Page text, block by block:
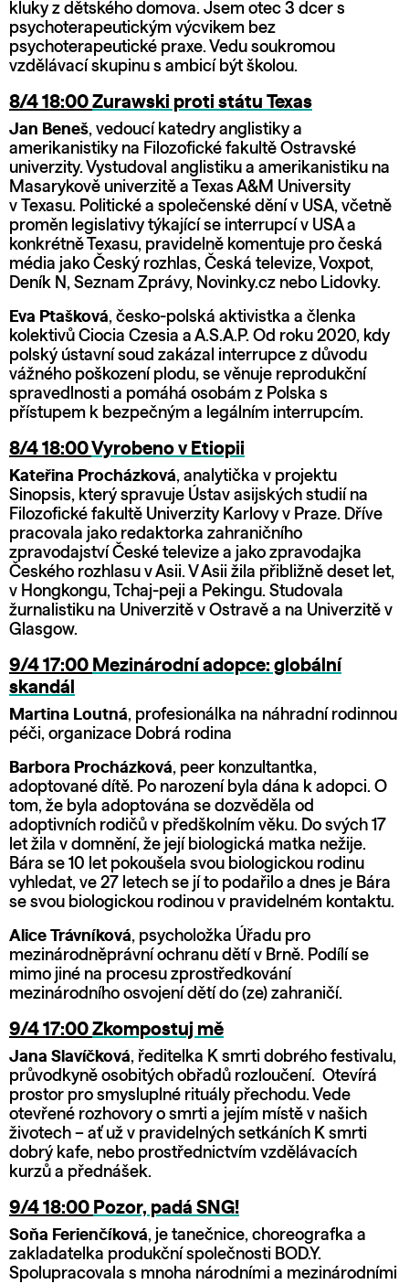
kluky z dětského domova. Jsem otec 3 dcer s
psychoterapeutickým výcvikem bez
psychoterapeutické praxe. Vedu soukromou
vzdělávací skupinu s ambicí být školou.
8/4 18:00 Zurawski proti státu Texas
Jan Beneš, vedoucí katedry anglistiky a
amerikanistiky na Filozofické fakultě Ostravské
univerzity. Vystudoval anglistiku a amerikanistiku na
Masarykově univerzitě a Texas A&M University
v Texasu. Politické a společenské dění v USA, včetně
proměn legislativy týkající se interrupcí v USA a
konkrétně Texasu, pravidelně komentuje pro česká
média jako Český rozhlas, Česká televize, Voxpot,
Deník N, Seznam Zprávy, Novinky.cz nebo Lidovky.
Eva Ptašková, česko-polská aktivistka a členka
kolektivů Ciocia Czesia a A.S.A.P. Od roku 2020, kdy
polský ústavní soud zakázal interrupce z důvodu
vážného poškození plodu, se věnuje reprodukční
spravedlnosti a pomáhá osobám z Polska s
přístupem k bezpečným a legálním interrupcím.
8/4 18:00Vyrobeno v Etiopii
Kateřina Procházková, analytička v projektu
Sinopsis, který spravuje Ústav asijských studií na
Filozofické fakultě Univerzity Karlovy v Praze. Dříve
pracovala jako redaktorka zahraničního
zpravodajství České televize a jako zpravodajka
Českého rozhlasu v Asii. V Asii žila přibližně deset let,
v Hongkongu, Tchaj-peji a Pekingu. Studovala
žurnalistiku na Univerzitě v Ostravě a na Univerzitě v
Glasgow.
9/4 17:00 Mezinárodní adopce: globální
skandál
Martina Loutná, profesionálka na náhradní rodinnou
péči, organizace Dobrá rodina
Barbora Procházková, p‍eer konzultantka,
adoptované dítě. Po narození byla dána k adopci. O
tom, že byla adoptována se dozvěděla od
adoptivních rodičů v předškolním věku. Do svých 17
let žila v domnění, že její biologická matka nežije.
Bára se 10 let pokoušela svou biologickou rodinu
vyhledat, ve 27 letech se jí to podařilo a dnes je Bára
se svou biologickou rodinou v pravidelném kontaktu.
Alice Trávníková, psycholožka Úřadu pro
mezinárodněprávní ochranu dětí v Brně. Podílí se
mimo jiné na procesu zprostředkování
mezinárodního osvojení dětí do (ze) zahraničí.
9/4 17:00 Zkompostuj mě
Jana Slavíčková, ředitelka K smrti dobrého festivalu,
průvodkyně osobitých obřadů rozloučení. Otevírá
prostor pro smysluplné rituály přechodu. Vede
otevřené rozhovory o smrti a jejím místě v našich
životech – ať už v pravidelných setkáních K smrti
dobrý kafe, nebo prostřednictvím vzdělávacích
kurzů a přednášek.
9/4 18:00 Pozor, padá SNG!
Soňa Ferienčíková, je tanečnice, choreografka a
zakladatelka produkční společnosti BOD.Y.
Spolupracovala s mnoha národními a mezinárodními